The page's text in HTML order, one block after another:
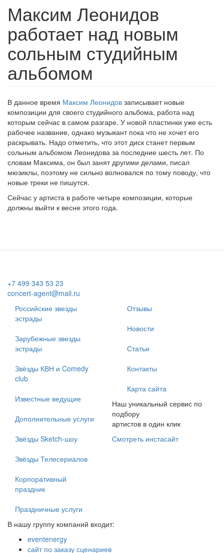
Максим Леонидов
работает над новым
сольным студийным
альбомом
В данное время Максим Леонидов записывает новые
композиции для своего студийного альбома, работа над
которым сейчас в самом разгаре. У новой пластинки уже есть
рабочее название, однако музыкант пока что не хочет его
раскрывать. Надо отметить, что этот диск станет первым
сольным альбомом Леонидова за последние шесть лет. По
словам Максима, он был занят другими делами, писал
мюзиклы, поэтому не сильно волновался по тому поводу, что
новые треки не пишутся.
Сейчас у артиста в работе четыре композиции, которые
должны выйти к весне этого года.
+7 499 343 53 23
concert-agent@mail.ru
Российские звезды
эстрады
Зарубежные звезды
эстрады
Звёзды КВН и Comedy
club
Известные ведущие
Дополнительные услуги
Звёзды Sketch-шоу
Звёзды Телесериалов
Корпоративный
праздник
Праздничные услуги
Отзывы
Новости
Статьи
Контакты
Карта сайта
Наш уникальный сервис по
подбору
артистов в один клик
Смотреть инстасайт
В нашу группу компаний входит:
eventenergy
сайт по заказу сценариев